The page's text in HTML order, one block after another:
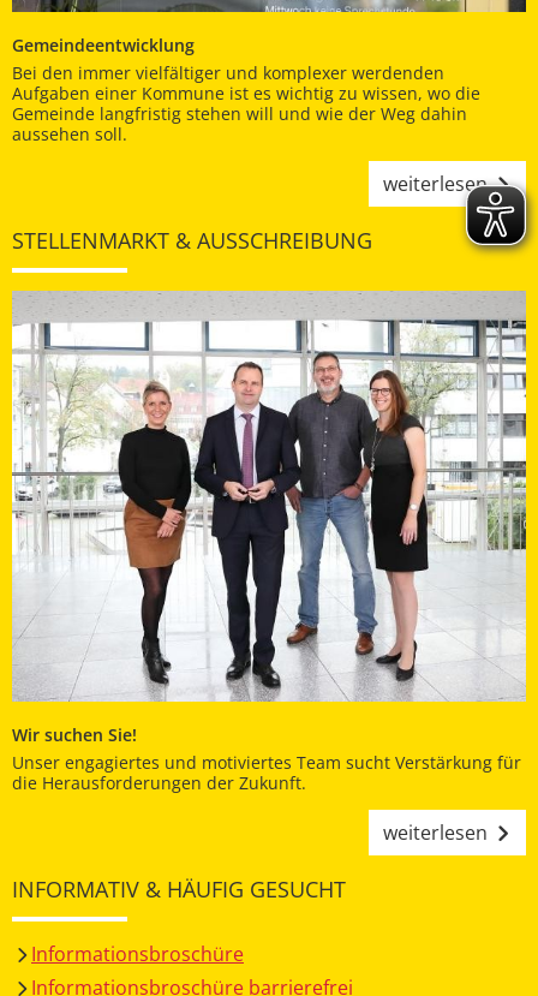
Gemeindeentwicklung
Bei den immer vielfältiger und komplexer werdenden
Aufgaben einer Kommune ist es wichtig zu wissen, wo die
Gemeinde langfristig stehen will und wie der Weg dahin
aussehen soll.
weiterlesen
STELLENMARKT & AUSSCHREIBUNG
Wir suchen Sie!
Unser engagiertes und motiviertes Team sucht Verstärkung für
die Herausforderungen der Zukunft.
weiterlesen
INFORMATIV & HÄUFIG GESUCHT
Informationsbroschüre
Informationsbroschüre barrierefrei